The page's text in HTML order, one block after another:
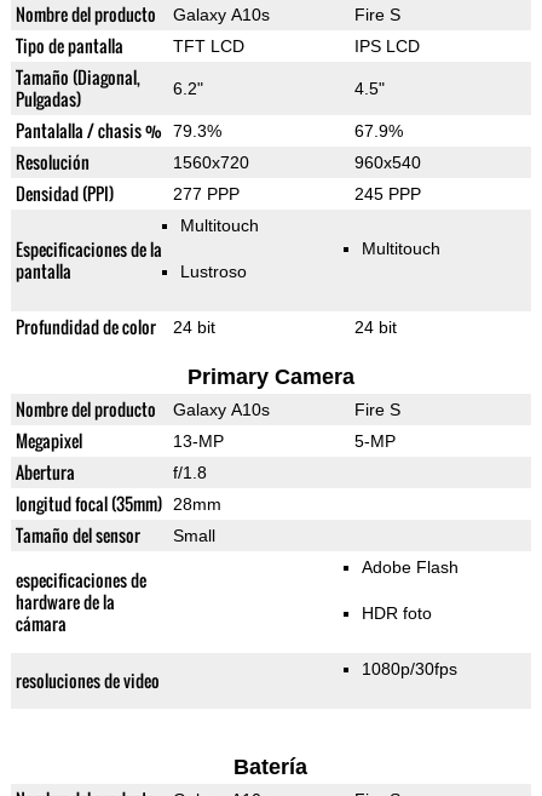
Nombre del producto Galaxy A10s Fire S
Tipo de pantalla TFT LCD IPS LCD
Tamaño (Diagonal,
Pulgadas)
6.2" 4.5"
Pantalalla / chasis % 79.3% 67.9%
Resolución 1560x720 960x540
Densidad (PPI) 277 PPP 245 PPP
Especificaciones de la
pantalla
Multitouch
Lustroso
Multitouch
Profundidad de color 24 bit 24 bit
Primary Camera
Nombre del producto Galaxy A10s Fire S
Megapixel 13-MP 5-MP
Abertura f/1.8
longitud focal (35mm) 28mm
Tamaño del sensor Small
especificaciones de
hardware de la
cámara
Adobe Flash
HDR foto
resoluciones de video 1080p/30fps
Batería